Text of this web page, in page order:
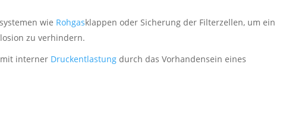
wie Rohgasklappen oder Sicherung der Filterzellen, um ein
zu verhindern.
interner Druckentlastungdurch das Vorhandensein eines